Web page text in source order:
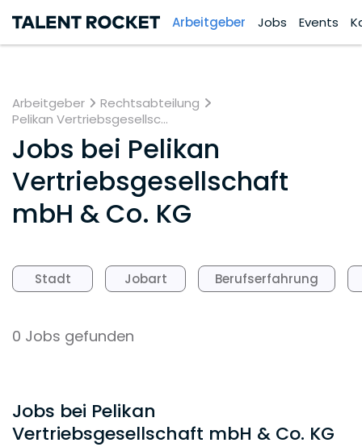
Arbeitgeber Jobs Events
Arbeitgeber
Rechtsabteilung
Pelikan Vertriebsgesellsc...
Jobs bei Pelikan
Vertriebsgesellschaft
mbH & Co. KG
Stadt Jobart Berufserfahrung
0 Jobs gefunden
Jobs bei Pelikan
Vertriebsgesellschaft mbH & Co. KG